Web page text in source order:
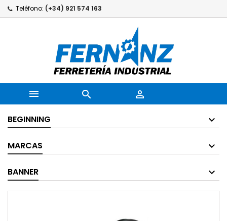
Teléfono: (+34) 921 574 163
  
BEGINNING
MARCAS
BANNER